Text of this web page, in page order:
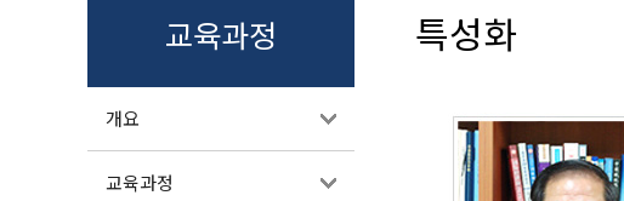
교육과정
개요
교육과정
특성화